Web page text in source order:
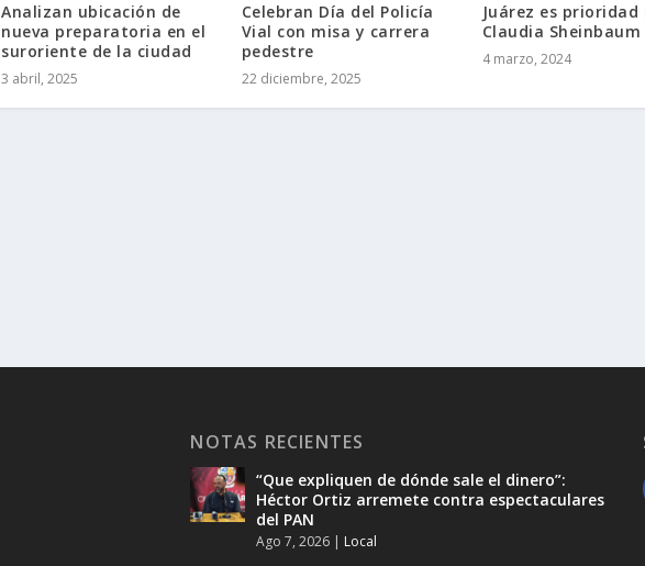
Analizan ubicación de
nueva preparatoria en el
suroriente de la ciudad
3 abril, 2025
Celebran Día del Policía
Vial con misa y carrera
pedestre
22 diciembre, 2025
Juárez es prioridad
Claudia Sheinbaum
4 marzo, 2024
NOTAS RECIENTES
“Que expliquen de dónde sale el dinero”:
Héctor Ortiz arremete contra espectaculares
del PAN
Ago 7, 2026 | Local